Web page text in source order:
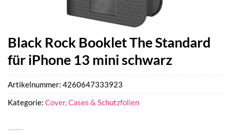
Black Rock Booklet The Standard
für iPhone 13 mini schwarz
Artikelnummer: 4260647333923
Kategorie: Cover, Cases & Schutzfolien